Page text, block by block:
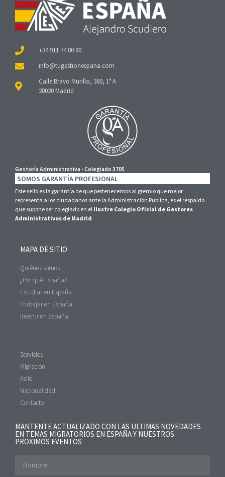
+34 911 74 80 80
Calle Bravo Murillo, 360, 1° A
28020 Madrid
Gestoría Administrativa - Colegiado 3705
SOMOS GARANTÍA PROFESIONAL
Este sello es la garantía de que pertenecemos al gremio que mejor
representa a los ciudadanos ante la Administración Publica, es el respaldo
que supone ser colegiado en el Ilustre Colegio Oficial de Gestores
Administrativos de Madrid
MAPA DE SITIO
Quiénes somos
¿Por qué España?
Estudiar en España
Trabajar en España
Invertir en España
Servicios
Migración
Asilo
Nacionalidad
Contacto
MANTENTE ACTUALIZADO CON LAS ULTIMAS NOVEDADES
EN TEMAS MIGRATORIOS EN ESPAÑA Y NUESTROS
PROXIMOS EVENTOS